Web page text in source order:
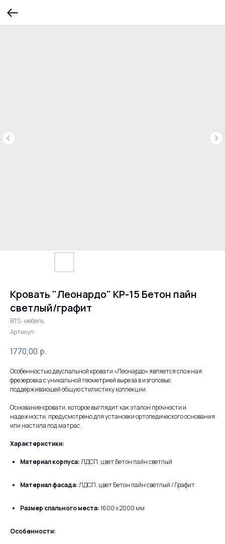
Кровать "Леонардо" КР-15 Бетон пайн
светлый/графит
BTS- мебель
Артикул:
1770,00 р.
Особенностью двуспальной кровати «Леонардо» является сложная
фрезеровка с уникальной геометрией выреза в изголовье,
поддерживающей общую стилистику коллекции.
Основание кровати, которое выглядит как эталон прочности и
надежности, предусмотрено для установки ортопедического основания
или настила под матрас.
Характеристики:
Материал корпуса:ЛДСП, цвет Бетон пайн светлый
Материал фасада:ЛДСП, цвет Бетон пайн светлый / Графит
Размер спального места:1600 x 2000 мм
Особенности: